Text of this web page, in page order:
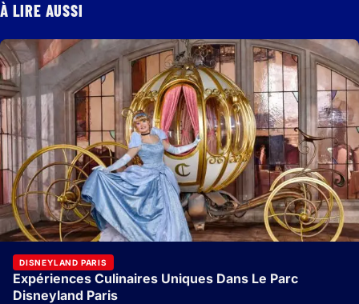
À LIRE AUSSI
DISNEYLAND PARIS
Expériences Culinaires Uniques Dans Le Parc
Disneyland Paris